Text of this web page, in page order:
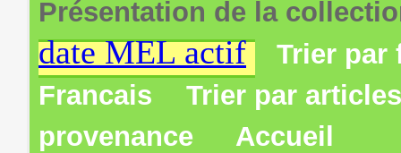
Présentation de la
date MEL actif
Trier par
Francais
Trier par
provenance
Accueil